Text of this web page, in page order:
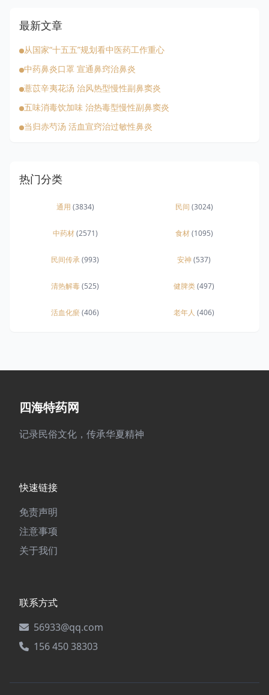
最新文章
从国家“十五五”规划看中医药工作重心
中药鼻炎口罩 宣通鼻窍治鼻炎
薏苡辛夷花汤 治风热型慢性副鼻窦炎
五味消毒饮加味 治热毒型慢性副鼻窦炎
当归赤芍汤 活血宣窍治过敏性鼻炎
热门分类
通用 (3834) 民间 (3024)
中药材(2571) 食材(1095)
民间传承(993) 安神(537)
清热解毒(525) 健脾类(497)
活血化瘀(406) 老年人 (406)
四海特药网
记录民俗文化，传承华夏精神
快速链接
免责声明
注意事项
关于我们
联系方式
56933@qq.com
156 450 38303